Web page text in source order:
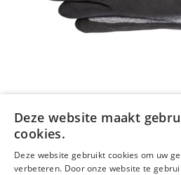
Storch
per paar
Deze website maakt
cookies.
Deze website gebruikt cookies om uw
verbeteren. Door onze website te